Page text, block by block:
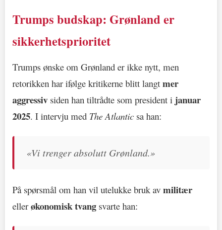
Trumps budskap: Grønland er
sikkerhetsprioritet
Trumps ønske om Grønland er ikke nytt, men
retorikken har ifølge kritikerne blitt langt mer
aggressiv siden han tiltrådte som president i januar
2025. I intervju med The Atlantic sa han:
«Vi trenger absolutt Grønland.»
På spørsmål om han vil utelukke bruk av militær
ellerøkonomisk tvang svarte han: